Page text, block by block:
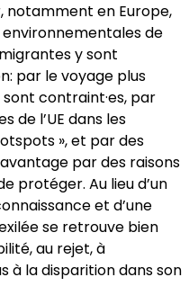
notamment en Europe,
de
y sont
par le voyage plus
contraint·es, par
de l’UE dans les
», et par des
par des raisons
protéger. Au lieu d’un
et d’une
se retrouve bien
au rejet, à
à la disparition dans son